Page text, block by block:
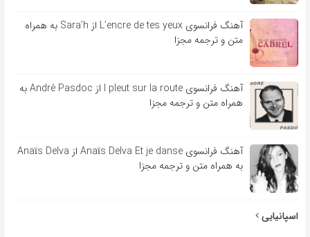
آهنگ فرانسوی L’encre de tes yeux از Sara’h به همراه
متن و ترجمه مجزا
آهنگ فرانسوی l pleut sur la route از André Pasdoc به
همراه متن و ترجمه مجزا
آهنگ فرانسوی Anaïs Delva Et je danse از Anaïs Delva
به همراه متن و ترجمه مجزا
اسپانیایی